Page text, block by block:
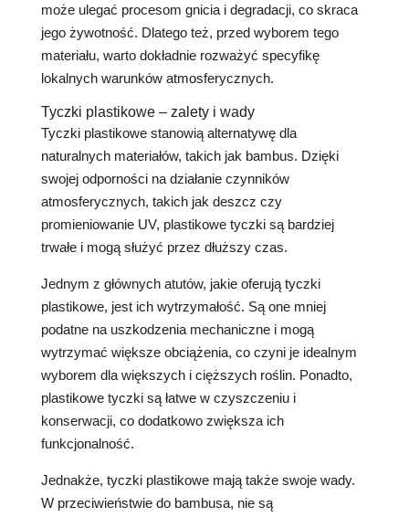
może ulegać procesom gnicia i degradacji, co skraca
jego żywotność. Dlatego też, przed wyborem tego
materiału, warto dokładnie rozważyć specyfikę
lokalnych warunków atmosferycznych.
Tyczki plastikowe – zalety i wady
Tyczki plastikowe stanowią alternatywę dla
naturalnych materiałów, takich jak bambus. Dzięki
swojej odporności na działanie czynników
atmosferycznych, takich jak deszcz czy
promieniowanie UV, plastikowe tyczki są bardziej
trwałe i mogą służyć przez dłuższy czas.
Jednym z głównych atutów, jakie oferują tyczki
plastikowe, jest ich wytrzymałość. Są one mniej
podatne na uszkodzenia mechaniczne i mogą
wytrzymać większe obciążenia, co czyni je idealnym
wyborem dla większych i cięższych roślin. Ponadto,
plastikowe tyczki są łatwe w czyszczeniu i
konserwacji, co dodatkowo zwiększa ich
funkcjonalność.
Jednakże, tyczki plastikowe mają także swoje wady.
W przeciwieństwie do bambusa, nie są